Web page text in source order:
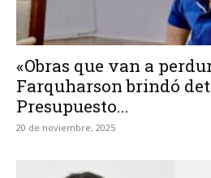
«Obras que van a
Farquharson brindó
Presupuesto...
20 de noviembre, 2025